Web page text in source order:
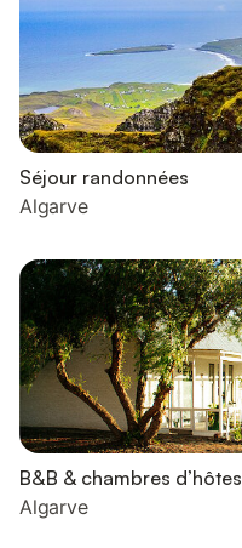
Séjour randonnées
Algarve
B&B & chambres d’hôtes
Algarve